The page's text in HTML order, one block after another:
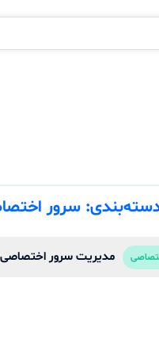
سرور
مدیریت سرور اختصاصی